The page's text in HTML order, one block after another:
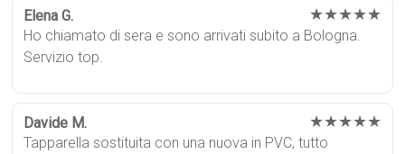
Elena G. ★★★★★
Ho chiamato di sera e sono arrivati subito a Bologna.
Servizio top.
Davide M. ★★★★★
Tapparella sostituita con una nuova in PVC, tutto